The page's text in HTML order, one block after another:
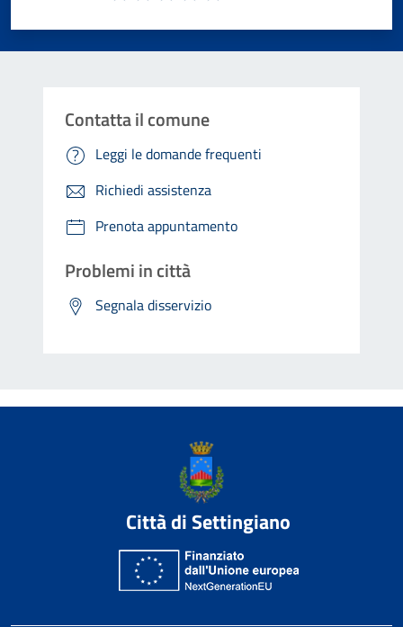
Contatta il comune
Leggi le domande frequenti
Richiedi assistenza
Prenota appuntamento
Problemi in città
Segnala disservizio
Città di Settingiano